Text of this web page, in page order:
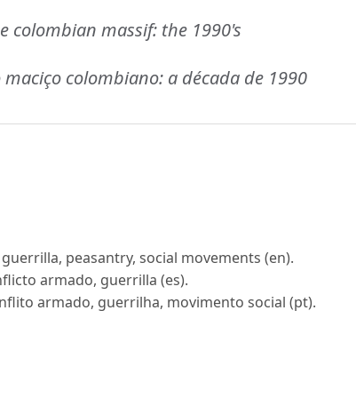
colombian massif: the 1990's
colombiano: a década de 1990
peasantry, social movements (en).
armado, guerrilla (es).
armado, guerrilha, movimento social (pt).